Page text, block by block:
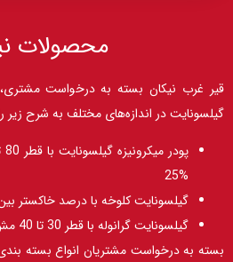
محصولات
قیر غرب نیکان بسته به درخواست مشتری،
گیلسونایت در اندازه‌های مختلف به شرح زیر
%25
گیلسونایت کلوخه با درصد خاکستر بین 0 تا
گیلسونایت گرانوله با قطر 30 تا 40 مش و خاکستر بین 0 تا %25
بسته به درخواست مشتریان انواع بسته